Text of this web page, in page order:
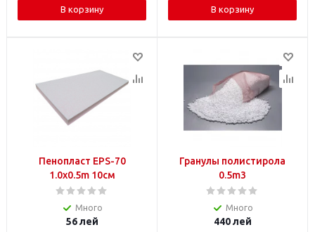
В корзину В корзину
Пенопласт EPS-70
1.0x0.5m 10см
Много
56лей
Гранулы полистирола
0.5m3
Много
440лей